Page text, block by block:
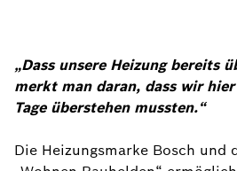
„Dass unsere Heizung bereits
merkt man daran, dass wir
Tage überstehen mussten.“
Die Heizungsmarke Bosch und